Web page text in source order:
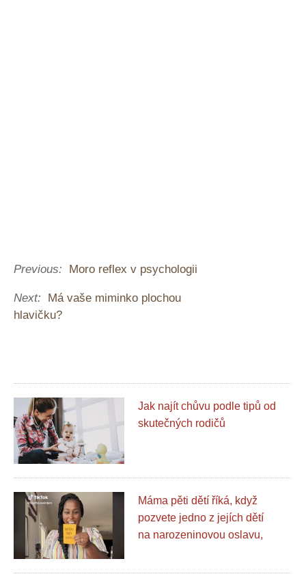
Previous: Moro reflex v psychologii
Next:
Má vaše miminko plochou
hlavičku?
Jak najít chůvu podle tipů od
skutečných rodičů
Máma pěti dětí říká, když
pozvete jedno z jejích dětí
na narozeninovou oslavu,